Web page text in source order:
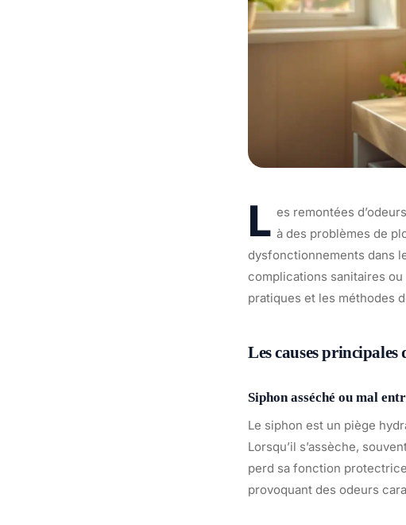
L es remontées
à des problèmes de
dysfonctionnements dans
complications sanitaires
pratiques et les méthodes
Les causes principales
Siphon asséché ou mal
Le siphon est un piège
Lorsqu’il s’assèche,
perd sa fonction
provoquant des odeurs